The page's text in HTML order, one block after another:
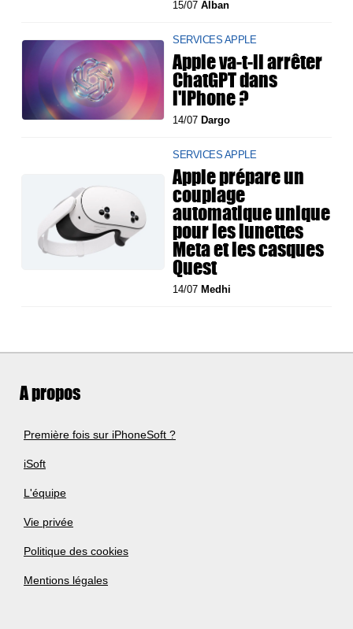
15/07Alban
SERVICES APPLE
Apple va-t-il arrêter
ChatGPT dans
l'iPhone ?
14/07Dargo
SERVICES APPLE
Apple prépare un
couplage
automatique unique
pour les lunettes
Meta et les casques
Quest
14/07Medhi
A propos
Première fois sur iPhoneSoft ?
iSoft
L'équipe
Vie privée
Politique des cookies
Mentions légales